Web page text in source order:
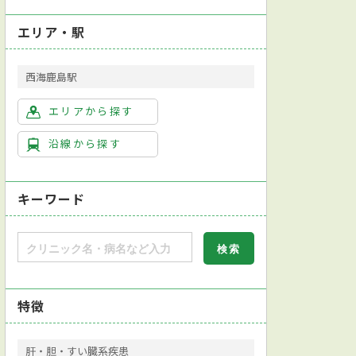
エリア・駅
西海鹿島駅
エリアから探す
沿線から探す
キーワード
特徴
肝・胆・すい臓系疾患